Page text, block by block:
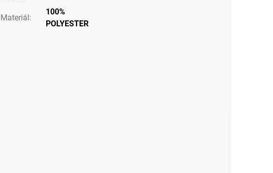
Materiál:
100%
POLYESTER